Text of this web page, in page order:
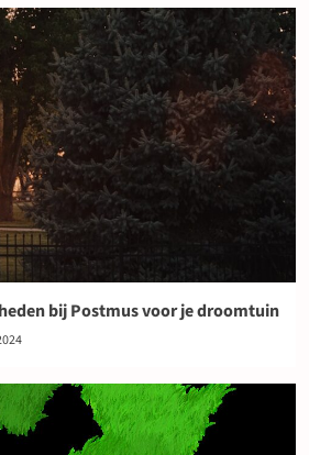
bij Postmus voor je droomtuin